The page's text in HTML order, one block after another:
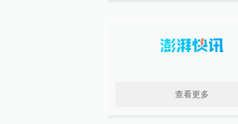
查看更多